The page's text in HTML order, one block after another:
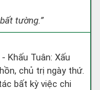
tường.”
Khấu Tuân: Xấu
chủ trị ngày thứ.
bất kỳ việc chi